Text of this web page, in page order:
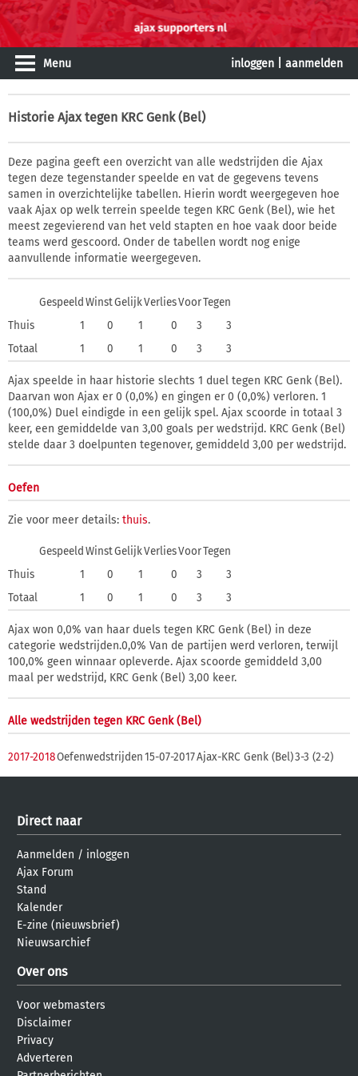
Menu inloggen aanmelden
Historie Ajax tegen KRC Genk (Bel)
Deze pagina geeft een overzicht van alle wedstrijden die Ajax
tegen deze tegenstander speelde en vat de gegevens tevens
samen in overzichtelijke tabellen. Hierin wordt weergegeven hoe
vaak Ajax op welk terrein speelde tegen KRC Genk (Bel), wie het
meest zegevierend van het veld stapten en hoe vaak door beide
teams werd gescoord. Onder de tabellen wordt nog enige
aanvullende informatie weergegeven.
Gespeeld WinstGelijkVerliesVoorTegen
Thuis
1 0 1 0 3
3
Totaal
1 0 1 0 3 3
Ajax speelde in haar historie slechts 1 duel tegen KRC Genk (Bel).
Daarvan won Ajax er 0 (0,0%) en gingen er 0 (0,0%) verloren. 1
(100,0%) Duel eindigde in een gelijk spel. Ajax scoorde in totaal 3
keer, een gemiddelde van 3,00 goals per wedstrijd. KRC Genk (Bel)
stelde daar 3 doelpunten tegenover, gemiddeld 3,00 per wedstrijd.
Oefen
Zie voor meer details: thuis.
Gespeeld WinstGelijkVerliesVoorTegen
Thuis
1 0 1 0 3
3
Totaal
1 0 1 0 3 3
Ajax won 0,0% van haar duels tegen KRC Genk (Bel) in deze
categorie wedstrijden.0,0% Van de partijen werd verloren, terwijl
100,0% geen winnaar opleverde. Ajax scoorde gemiddeld 3,00
maal per wedstrijd, KRC Genk (Bel) 3,00 keer.
Alle wedstrijden tegen KRC Genk (Bel)
2017-2018Oefenwedstrijden15-07-2017Ajax-KRC Genk (Bel)3-3 (2-2)
Direct naar
Aanmelden / inloggen
Ajax Forum
Stand
Kalender
E-zine (nieuwsbrief)
Nieuwsarchief
Over ons
Voor webmasters
Disclaimer
Privacy
Adverteren